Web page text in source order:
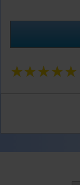
★★★★★